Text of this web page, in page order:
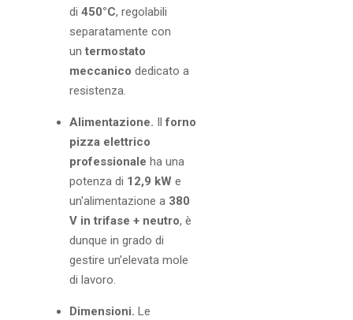
di 450°C, regolabili
separatamente con
un termostato
meccanico dedicato a
resistenza.
Alimentazione. Ilforno
pizza elettrico
professionale ha una
potenza di 12,9 kWe
un'alimentazione a 380
V in trifase + neutro, è
dunque in grado di
gestire un’elevata mole
di lavoro.
Dimensioni. Le